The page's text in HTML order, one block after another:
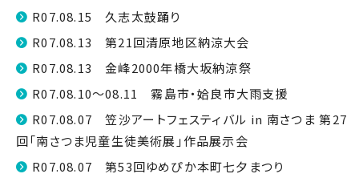
R07.08.15 久志太鼓踊り
R07.08.13 第21回清原地区納涼大会
R07.08.13 金峰2000年橋大坂納涼祭
R07.08.10～08.11 霧島市・姶良市大雨支援
R07.08.07 笠沙アートフェスティバル in 南さつま 第27
回「南さつま児童生徒美術展」作品展示会
R07.08.07 第53回ゆめぴか本町七夕まつり